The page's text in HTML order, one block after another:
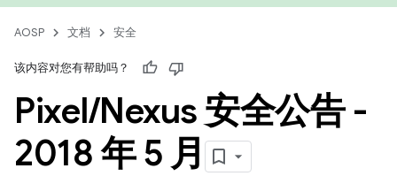
AOSP 文档 安全
该内容对您有帮助吗？
Pixel/Nexus 安全公告 -
2018 年 5 月